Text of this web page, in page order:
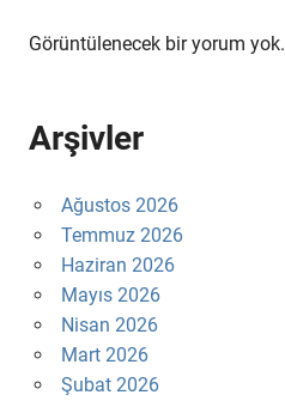
Görüntülenecek bir yorum yok.
Arşivler
Ağustos 2026
Temmuz 2026
Haziran 2026
Mayıs 2026
Nisan 2026
Mart 2026
Şubat 2026